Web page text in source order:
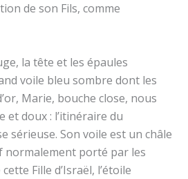
de son Fils, comme
la tête et les épaules
voile bleu sombre dont les
Marie, bouche close, nous
et doux : l’itinéraire du
sérieuse. Son voile est un châle
normalement porté par les
Fille d’Israël, l’étoile